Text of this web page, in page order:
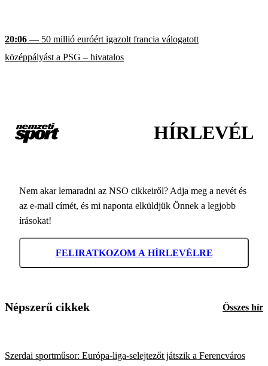
20:06 — 50 millió euróért igazolt francia válogatott
középpályást a PSG – hivatalos
HÍRLEVÉL
Nem akar lemaradni az NSO cikkeiről? Adja meg a nevét és
az e-mail címét, és mi naponta elküldjük Önnek a legjobb
írásokat!
FELIRATKOZOM A HÍRLEVÉLRE
Népszerű cikkek Összes hír
Szerdai sportműsor: Európa-liga-selejtezőt játszik a Ferencváros